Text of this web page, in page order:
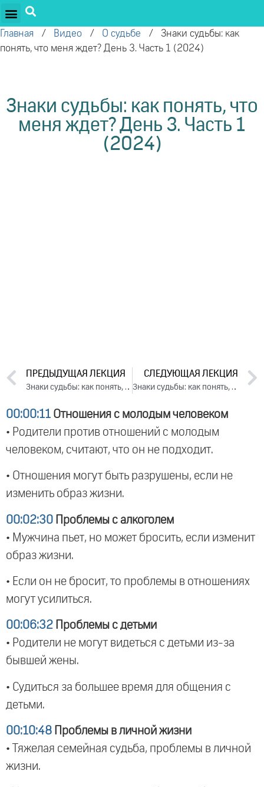
Главная / Видео / О судьбе / Знаки судьбы: как
понять, что меня ждет? День 3. Часть 1 (2024)
Знаки судьбы: как понять, что
меня ждет? День 3. Часть 1
(2024)
ПРЕДЫДУЩАЯ ЛЕКЦИЯ
Знаки судьбы: как понять, что меня ждет? День 2. Часть 2 (2024)
СЛЕДУЮЩАЯ ЛЕКЦИЯ
Знаки судьбы: как понять, что меня ждет? День 3. Часть 2 (2024)
00:00:11 Отношения с молодым человеком
• Родители против отношений с молодым
человеком, считают, что он не подходит.
• Отношения могут быть разрушены, если не
изменить образ жизни.
00:02:30 Проблемы с алкоголем
• Мужчина пьет, но может бросить, если изменит
образ жизни.
• Если он не бросит, то проблемы в отношениях
могут усилиться.
00:06:32 Проблемы с детьми
• Родители не могут видеться с детьми из-за
бывшей жены.
• Судиться за большее время для общения с
детьми.
00:10:48 Проблемы в личной жизни
• Тяжелая семейная судьба, проблемы в личной
жизни.